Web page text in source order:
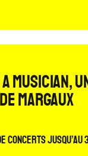
A MUSICIAN,
Margaux
concerts jusqu’au